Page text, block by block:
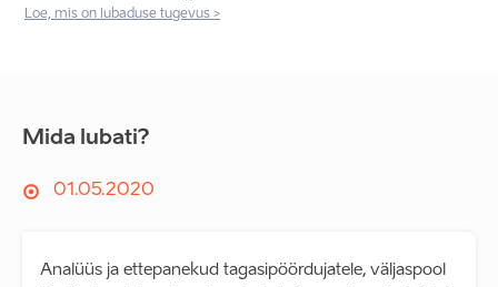
Loe, mis on lubaduse tugevus >
Mida lubati?
01.05.2020
Analüüs ja ettepanekud tagasipöördujatele, väljaspool